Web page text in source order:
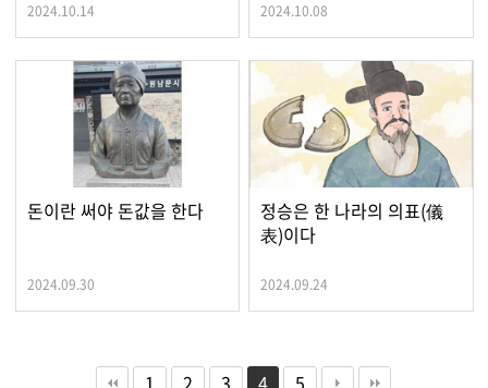
2024.10.14 2024.10.08
돈이란 써야 돈값을 한다
2024.09.30
정승은 한 나라의 의표(儀
表)이다
2024.09.24